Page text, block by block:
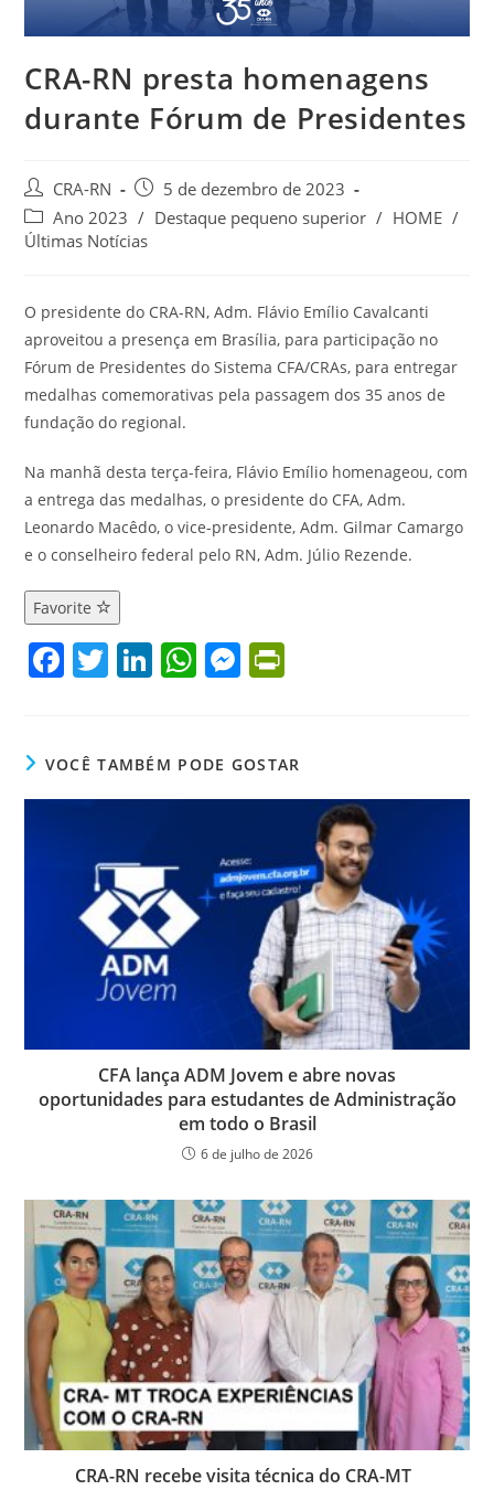
CRA-RN presta homenagens
durante Fórum de Presidentes
Autor
do
post:
CRA-RN
Post
publicado:
5 de dezembro de 2023
Categoria
do
Ano 2023 / Destaque pequeno superior / HOME /
Últimas Notícias
O presidente do CRA-RN, Adm. Flávio Emílio Cavalcanti
aproveitou a presença em Brasília, para participação no
Fórum de Presidentes do Sistema CFA/CRAs, para entregar
medalhas comemorativas pela passagem dos 35 anos de
fundação do regional.
Na manhã desta terça-feira, Flávio Emílio homenageou, com
a entrega das medalhas, o presidente do CFA, Adm.
Leonardo Macêdo, o vice-presidente, Adm. Gilmar Camargo
e o conselheiro federal pelo RN, Adm. Júlio Rezende.
Favorite
F
e
b
k
T
er
Li
e
dI
W
s
A
p
M
e
n
er
ri
e
dl
y
VOCÊ TAMBÉM PODE GOSTAR
CFA lança ADM Jovem e abre novas
oportunidades para estudantes de Administração
em todo o Brasil
6 de julho de 2026
CRA-RN recebe visita técnica do CRA-MT